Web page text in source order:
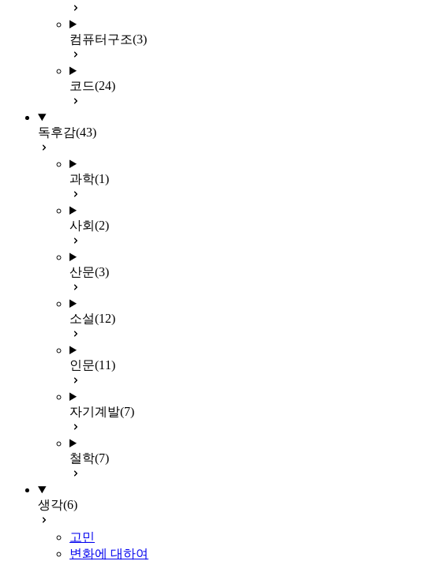
컴퓨터구조(3)
코드(24)
독후감(43)
과학(1)
사회 (2)
산문(3)
소설(12)
인문(11)
자기계발(7)
철학(7)
생각(6)
고민
변화에 대하여